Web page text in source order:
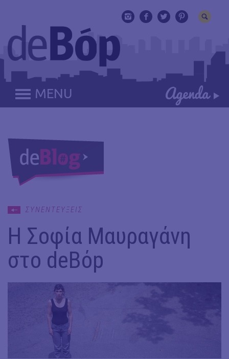
MENU
ΣΥΝΕΝΤΕΥΞΕΙΣ
Η Σοφία Μαυραγάνη
στο deBόp